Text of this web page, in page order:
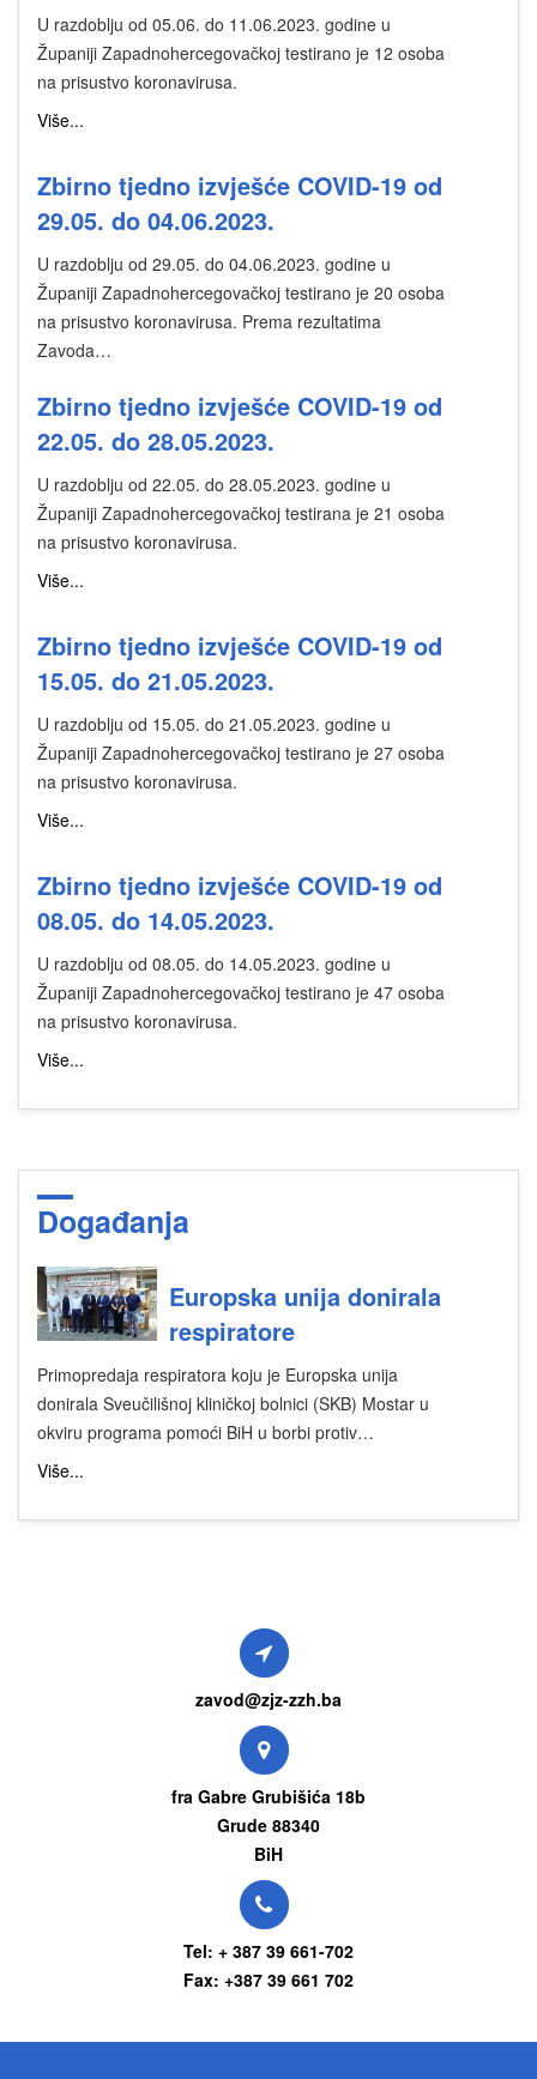
U razdoblju od 05.06. do 11.06.2023. godine u
Županiji Zapadnohercegovačkoj testirano je 12 osoba
na prisustvo koronavirusa.
Više...
Zbirno tjedno izvješće COVID-19 od
29.05. do 04.06.2023.
U razdoblju od 29.05. do 04.06.2023. godine u
Županiji Zapadnohercegovačkoj testirano je 20 osoba
na prisustvo koronavirusa. Prema rezultatima
Zavoda…
Zbirno tjedno izvješće COVID-19 od
22.05. do 28.05.2023.
U razdoblju od 22.05. do 28.05.2023. godine u
Županiji Zapadnohercegovačkoj testirana je 21 osoba
na prisustvo koronavirusa.
Više...
Zbirno tjedno izvješće COVID-19 od
15.05. do 21.05.2023.
U razdoblju od 15.05. do 21.05.2023. godine u
Županiji Zapadnohercegovačkoj testirano je 27 osoba
na prisustvo koronavirusa.
Više...
Zbirno tjedno izvješće COVID-19 od
08.05. do 14.05.2023.
U razdoblju od 08.05. do 14.05.2023. godine u
Županiji Zapadnohercegovačkoj testirano je 47 osoba
na prisustvo koronavirusa.
Više...
Događanja
Europska unija donirala
respiratore
Primopredaja respiratora koju je Europska unija
donirala Sveučilišnoj kliničkoj bolnici (SKB) Mostar u
okviru programa pomoći BiH u borbi protiv…
Više...
zavod@zjz-zzh.ba
fra Gabre Grubišića 18b
Grude 88340
BiH
Tel: + 387 39 661-702
Fax: +387 39 661 702